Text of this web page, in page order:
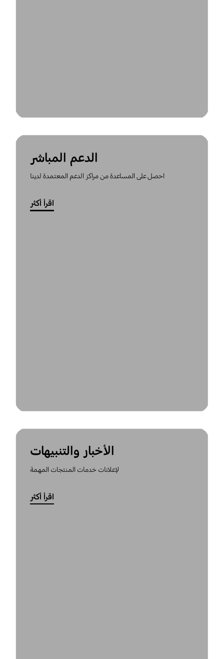
الدعم المباشر
احصل على المساعدة من مراكز الدعم المعتمدة لدينا
اقرأ أكثر
الأخبار والتنبيهات
لإعلانات خدمات المنتجات المهمة
اقرأ أكثر